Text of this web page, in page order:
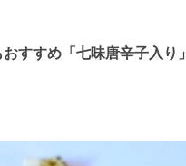
すすめ「七味唐辛子入り」